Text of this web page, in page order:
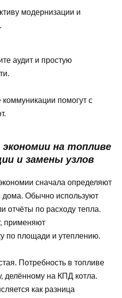
модернизации и
аудит и простую
помогут с
на топливе
и замены узлов
сначала определяют
дома. Обычно используют
отчёты по расходу тепла.
применяют
по площади и утеплению.
Потребность в топливе
делённому на КПД котла.
как разница